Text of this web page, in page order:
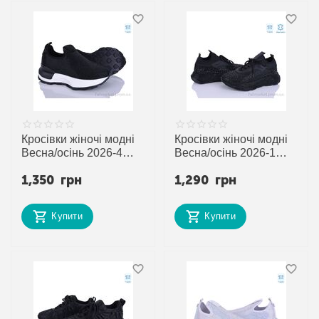
Кросівки жіночі модні
Весна/осінь 2026-4
"Mona Lisa" недорого
постачальника
1,350 грн
Купити
Кросівки жіночі модні
Весна/осінь 2026-1
"Mona Lisa" недорого
постачальника
1,290 грн
Купити